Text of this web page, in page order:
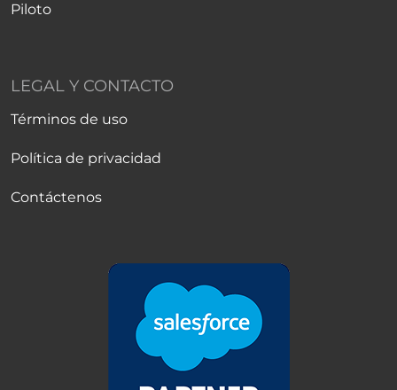
Piloto
LEGAL Y CONTACTO
Términos de uso
Política de privacidad
Contáctenos